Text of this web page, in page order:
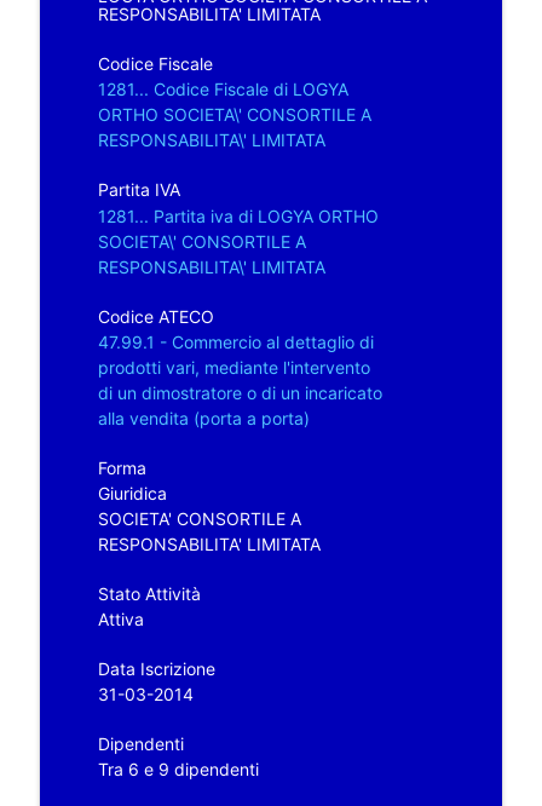
RESPONSABILITA' LIMITATA
Codice Fiscale
1281... Codice Fiscale di LOGYA
ORTHO SOCIETA\' CONSORTILE A
RESPONSABILITA\' LIMITATA
Partita IVA
1281... Partita iva di LOGYA ORTHO
SOCIETA\' CONSORTILE A
RESPONSABILITA\' LIMITATA
Codice ATECO
47.99.1 - Commercio al dettaglio di
prodotti vari, mediante l'intervento
di un dimostratore o di un incaricato
alla vendita (porta a porta)
Forma
Giuridica
SOCIETA' CONSORTILE A
RESPONSABILITA' LIMITATA
Stato Attività
Attiva
Data Iscrizione
31-03-2014
Dipendenti
Tra 6 e 9 dipendenti